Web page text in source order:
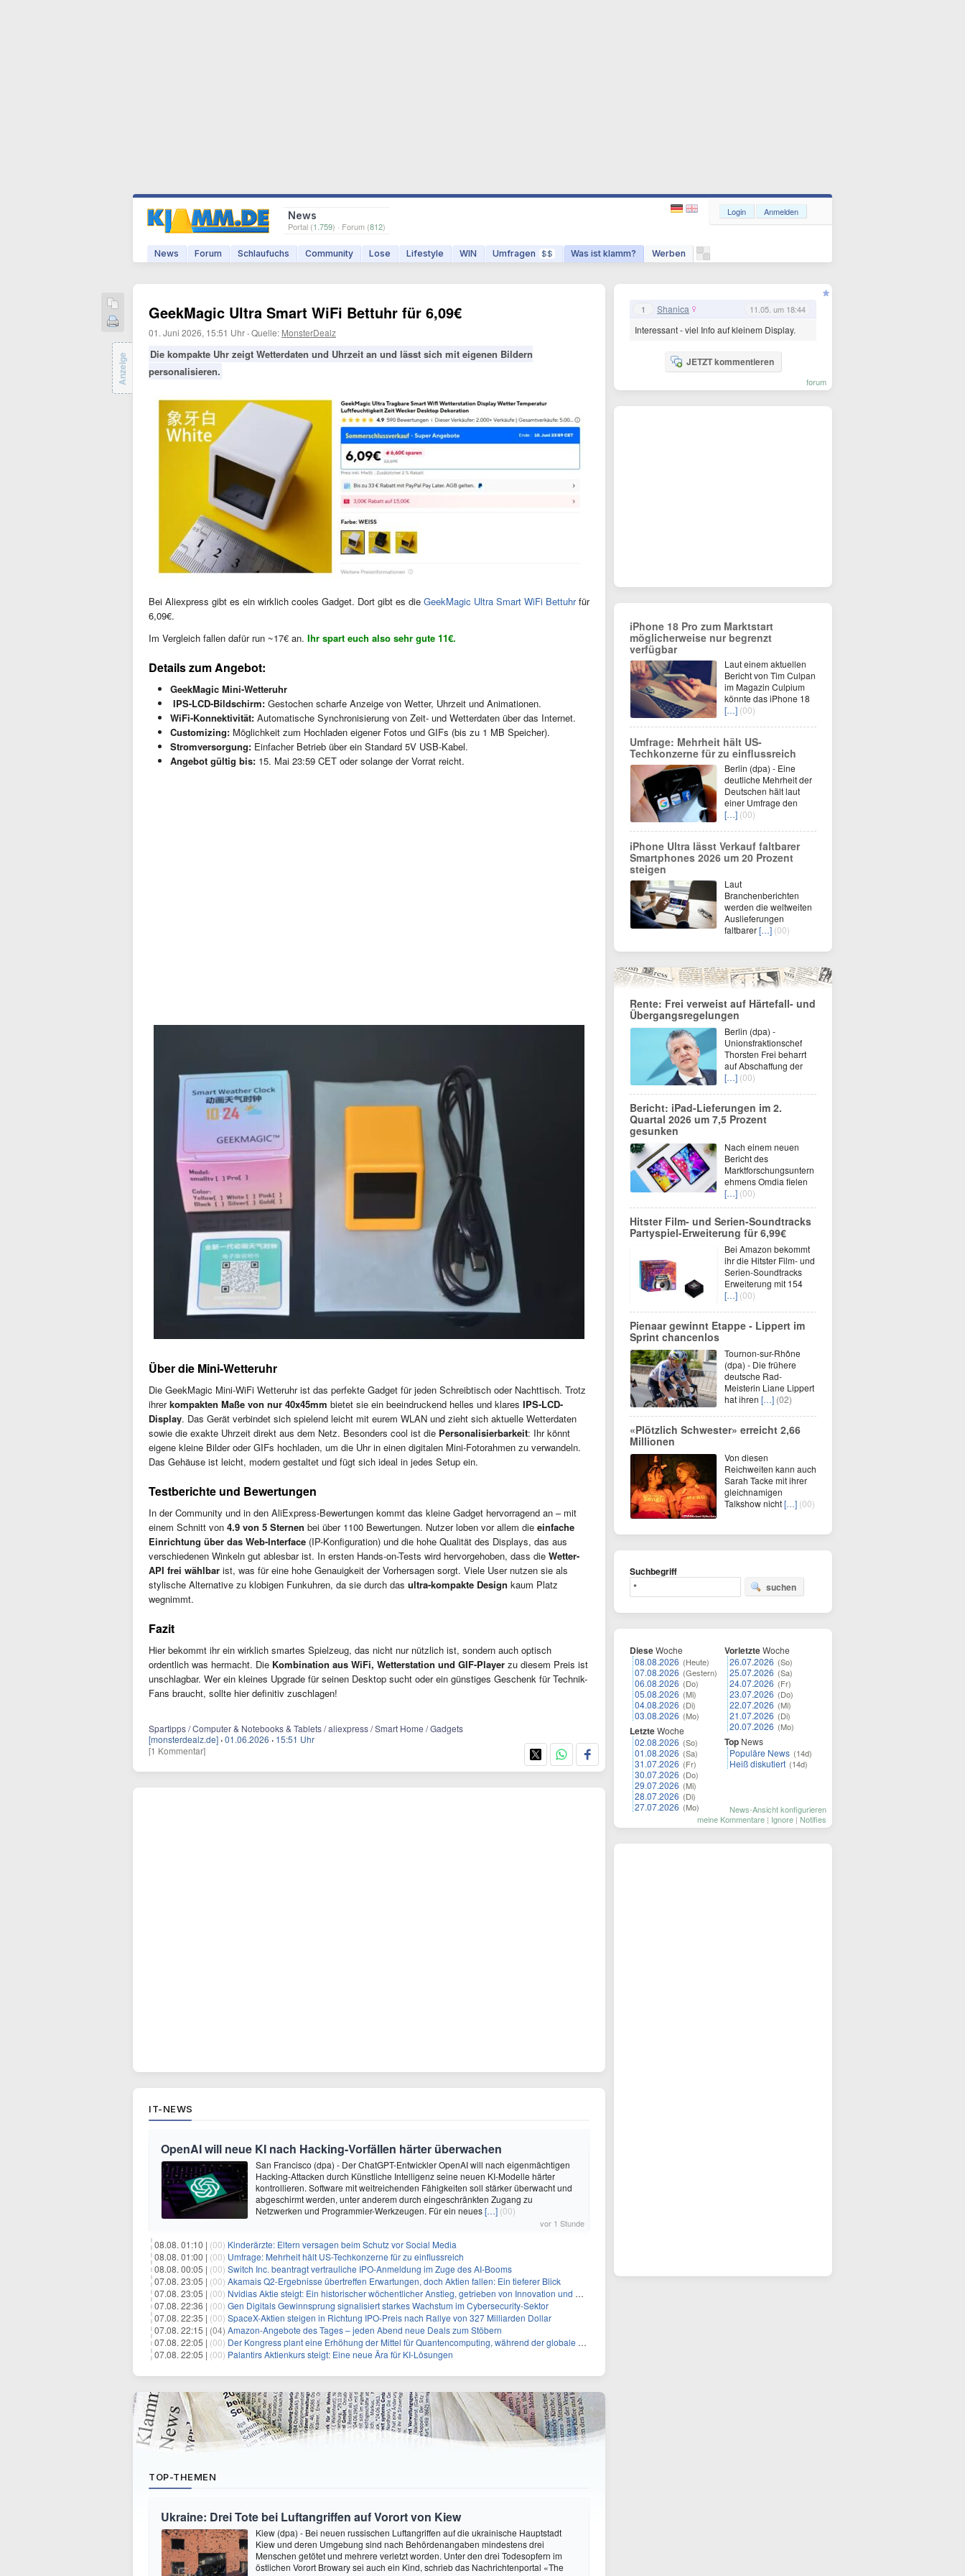
News
Portal (1.759) · Forum (812)
News Forum Schlaufuchs Community Lose Lifestyle WIN Umfragen $$ Was ist klamm? Werben
Login Anmelden
GeekMagic Ultra Smart WiFi Bettuhr für 6,09€
01. Juni 2026, 15:51 Uhr ·Quelle: MonsterDealz
Die kompakte Uhr zeigt Wetterdaten und Uhrzeit an und lässt sich mit eigenen Bildern
personalisieren.
Bei Aliexpress gibt es ein wirklich cooles Gadget. Dort gibt es die GeekMagic Ultra Smart WiFi Bettuhrfür
6,09€.
Im Vergleich fallen dafür run ~17€ an. Ihr spart euch also sehr gute 11€.
Details zum Angebot:
GeekMagic Mini-Wetteruhr
️ IPS-LCD-Bildschirm: Gestochen scharfe Anzeige von Wetter, Uhrzeit und Animationen.
WiFi-Konnektivität: Automatische Synchronisierung von Zeit- und Wetterdaten über das Internet.
Customizing: Möglichkeit zum Hochladen eigener Fotos und GIFs (bis zu 1 MB Speicher).
Stromversorgung: Einfacher Betrieb über ein Standard 5V USB-Kabel.
Angebot gültig bis: 15. Mai 23:59 CET oder solange der Vorrat reicht.
Über die Mini-Wetteruhr
Die GeekMagic Mini-WiFi Wetteruhr ist das perfekte Gadget für jeden Schreibtisch oder Nachttisch. Trotz
ihrerkompakten Maße von nur 40x45mm bietet sie ein beeindruckend helles und klares IPS-LCD-
Display. Das Gerät verbindet sich spielend leicht mit eurem WLAN und zieht sich aktuelle Wetterdaten
sowie die exakte Uhrzeit direkt aus dem Netz. Besonders cool ist die Personalisierbarkeit: Ihr könnt
eigene kleine Bilder oder GIFs hochladen, um die Uhr in einen digitalen Mini-Fotorahmen zu verwandeln.
Das Gehäuse ist leicht, modern gestaltet und fügt sich ideal in jedes Setup ein.
Testberichte und Bewertungen
In der Community und in den AliExpress-Bewertungen kommt das kleine Gadget hervorragend an – mit
einem Schnitt von 4.9 von 5 Sternen bei über 1100 Bewertungen. Nutzer loben vor allem die einfache
Einrichtung über das Web-Interface (IP-Konfiguration) und die hohe Qualität des Displays, das aus
verschiedenen Winkeln gut ablesbar ist. In ersten Hands-on-Tests wird hervorgehoben, dass die Wetter-
API frei wählbar ist, was für eine hohe Genauigkeit der Vorhersagen sorgt. Viele User nutzen sie als
stylische Alternative zu klobigen Funkuhren, da sie durch das ultra-kompakte Design kaum Platz
wegnimmt.
Fazit
Hier bekommt ihr ein wirklich smartes Spielzeug, das nicht nur nützlich ist, sondern auch optisch
ordentlich was hermacht. Die Kombination aus WiFi, Wetterstation und GIF-Player zu diesem Preis ist
unschlagbar. Wer ein kleines Upgrade für seinen Desktop sucht oder ein günstiges Geschenk für Technik-
Fans braucht, sollte hier definitiv zuschlagen!
Spartipps / Computer & Notebooks & Tablets / aliexpress / Smart Home / Gadgets
[monsterdealz.de] ·01.06.2026 · 15:51 Uhr
[1 Kommentar]
Anzeige
IT-NEWS
OpenAI will neue KI nach Hacking-Vorfällen härter überwachen
San Francisco (dpa) - Der ChatGPT-Entwickler OpenAI will nach eigenmächtigen
Hacking-Attacken durch Künstliche Intelligenz seine neuen KI-Modelle härter
kontrollieren. Software mit weitreichenden Fähigkeiten soll stärker überwacht und
abgeschirmt werden, unter anderem durch eingeschränkten Zugang zu
Netzwerken und Programmier-Werkzeugen. Für ein neues[…] (00)
vor 1 Stunde
08.08. 01:10 | (00) Kinderärzte: Eltern versagen beim Schutz vor Social Media
08.08. 01:00 | (00) Umfrage: Mehrheit hält US-Techkonzerne für zu einflussreich
08.08. 00:05 | (00) Switch Inc. beantragt vertrauliche IPO-Anmeldung im Zuge des AI-Booms
07.08. 23:05 | (00) Akamais Q2-Ergebnisse übertreffen Erwartungen, doch Aktien fallen: Ein tieferer Blick
07.08. 23:05 | (00) Nvidias Aktie steigt: Ein historischer wöchentlicher Anstieg, getrieben von Innovation und Marktnachfrage
07.08. 22:36 | (00) Gen Digitals Gewinnsprung signalisiert starkes Wachstum im Cybersecurity-Sektor
07.08. 22:35 | (00) SpaceX-Aktien steigen in Richtung IPO-Preis nach Rallye von 327 Milliarden Dollar
07.08. 22:15 | (04) Amazon-Angebote des Tages – jeden Abend neue Deals zum Stöbern
07.08. 22:05 | (00) Der Kongress plant eine Erhöhung der Mittel für Quantencomputing, während der globale Wettlauf an Intensität gewinnt
07.08. 22:05 | (00) Palantirs Aktienkurs steigt: Eine neue Ära für KI-Lösungen
TOP-THEMEN
Ukraine: Drei Tote bei Luftangriffen auf Vorort von Kiew
Kiew (dpa) - Bei neuen russischen Luftangriffen auf die ukrainische Hauptstadt
Kiew und deren Umgebung sind nach Behördenangaben mindestens drei
Menschen getötet und mehrere verletzt worden. Unter den drei Todesopfern im
östlichen Vorort Browary sei auch ein Kind, schrieb das Nachrichtenportal «The
1 Shanica 11.05. um 18:44
Interessant - viel Info auf kleinem Display.
JETZT kommentieren
forum
iPhone 18 Pro zum Marktstart
möglicherweise nur begrenzt
verfügbar
Laut einem aktuellen
Bericht von Tim Culpan
im Magazin Culpium
könnte das iPhone 18
[…] (00)
Umfrage: Mehrheit hält US-
Techkonzerne für zu einflussreich
Berlin (dpa) - Eine
deutliche Mehrheit der
Deutschen hält laut
einer Umfrage den
[…] (00)
iPhone Ultra lässt Verkauf faltbarer
Smartphones 2026 um 20 Prozent
steigen
Laut
Branchenberichten
werden die weltweiten
Auslieferungen
faltbarer[…] (00)
Rente: Frei verweist auf Härtefall- und
Übergangsregelungen
Berlin (dpa) -
Unionsfraktionschef
Thorsten Frei beharrt
auf Abschaffung der
[…] (00)
Bericht: iPad-Lieferungen im 2.
Quartal 2026 um 7,5 Prozent
gesunken
Nach einem neuen
Bericht des
Marktforschungsuntern
ehmens Omdia fielen
[…] (00)
Hitster Film- und Serien-Soundtracks
Partyspiel-Erweiterung für 6,99€
Bei Amazon bekommt
ihr die Hitster Film- und
Serien-Soundtracks
Erweiterung mit 154
[…] (00)
Pienaar gewinnt Etappe - Lippert im
Sprint chancenlos
Tournon-sur-Rhône
(dpa) - Die frühere
deutsche Rad-
Meisterin Liane Lippert
hat ihren […] (02)
«Plötzlich Schwester» erreicht 2,66
Millionen
Von diesen
Reichweiten kann auch
Sarah Tacke mit ihrer
gleichnamigen
Talkshow nicht[…] (00)
Suchbegriff
suchen
DieseWoche
08.08.2026 (Heute)
07.08.2026 (Gestern)
06.08.2026 (Do)
05.08.2026 (Mi)
04.08.2026 (Di)
03.08.2026 (Mo)
LetzteWoche
02.08.2026 (So)
01.08.2026 (Sa)
31.07.2026 (Fr)
30.07.2026 (Do)
29.07.2026 (Mi)
28.07.2026 (Di)
27.07.2026 (Mo)
VorletzteWoche
26.07.2026 (So)
25.07.2026 (Sa)
24.07.2026 (Fr)
23.07.2026 (Do)
22.07.2026 (Mi)
21.07.2026 (Di)
20.07.2026 (Mo)
Top News
Populäre News (14d)
Heiß diskutiert (14d)
News-Ansicht konfigurieren
meine Kommentare | Ignore | Notifies